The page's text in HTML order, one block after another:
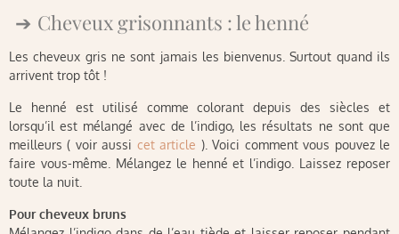
Cheveux grisonnants : le henné
Les cheveux gris ne sont jamais les bienvenus. Surtout quand ils
arrivent trop tôt !
Le henné est utilisé comme colorant depuis des siècles et
lorsqu’il est mélangé avec de l’indigo, les résultats ne sont que
meilleurs ( voir aussi cet article ). Voici comment vous pouvez le
faire vous-même. Mélangez le henné et l’indigo. Laissez reposer
toute la nuit.
Pour cheveux bruns